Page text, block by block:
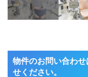
物件のお問い合わ
せください。